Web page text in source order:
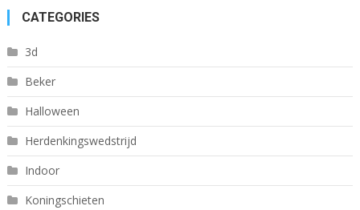
CATEGORIES
3d
Beker
Halloween
Herdenkingswedstrijd
Indoor
Koningschieten